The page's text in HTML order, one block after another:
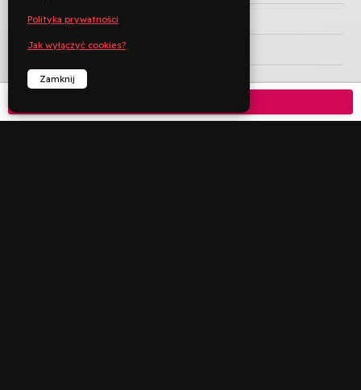
REŻYSERIA
KRAJ PRODUKCJI
ROK PRODUKCJI
JĘZYK ORYGINAŁU
Polityka prywatności
Jak wyłączyć cookies?
Zamknij